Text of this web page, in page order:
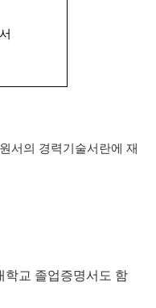
서의 경력기술서란에 재
교 졸업증명서도 함